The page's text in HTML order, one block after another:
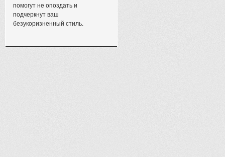
помогут не опоздать и
подчеркнут ваш
безукоризненный стиль.